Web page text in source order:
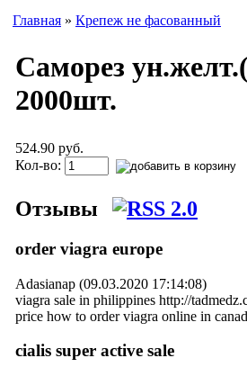
Главная » Крепеж не фасованный
Саморез
2000шт.
524.90 руб.
Кол-во:
Отзывы
order viagra europe
Adasianap (09.03.2020 17:14:08)
viagra sale in philippines http://
price how to order viagra online in
cialis super active sale